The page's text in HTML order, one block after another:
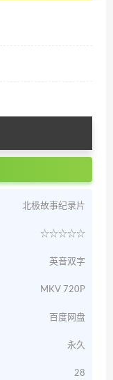
北极故事纪录片
☆☆☆☆☆
英音双字
MKV 720P
百度网盘
永久
28